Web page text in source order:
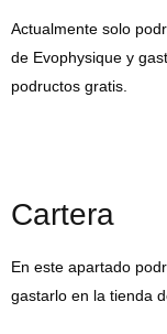
Actualmente solo
de Evophysique y
podructos gratis.
Cartera
En este apartado
gastarlo en la tienda